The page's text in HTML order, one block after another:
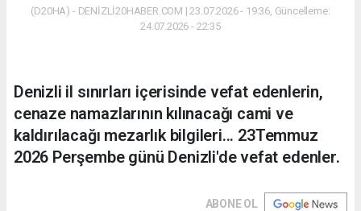
(D20HA) - DENİZLİ20HABER.COM | 23.07.2026 - 19:36, Güncelleme:
24.07.2026 - 22:35
Denizli il sınırları içerisinde vefat edenlerin,
cenaze namazlarının kılınacağı cami ve
kaldırılacağı mezarlık bilgileri... 23Temmuz
2026 Perşembe günü Denizli'de vefat edenler.
ABONE OL